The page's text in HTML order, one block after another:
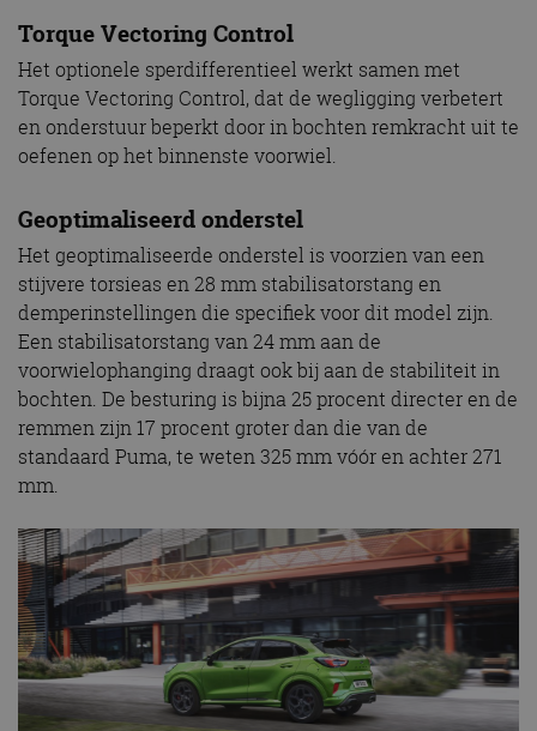
Torque Vectoring Control
Het optionele sperdifferentieel werkt samen met
Torque Vectoring Control, dat de wegligging verbetert
en onderstuur beperkt door in bochten remkracht uit te
oefenen op het binnenste voorwiel.
Geoptimaliseerd onderstel
Het geoptimaliseerde onderstel is voorzien van een
stijvere torsieas en 28 mm stabilisatorstang en
demperinstellingen die specifiek voor dit model zijn.
Een stabilisatorstang van 24 mm aan de
voorwielophanging draagt ook bij aan de stabiliteit in
bochten. De besturing is bijna 25 procent directer en de
remmen zijn 17 procent groter dan die van de
standaard Puma, te weten 325 mm vóór en achter 271
mm.